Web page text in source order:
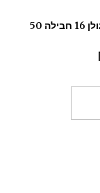
צינור פקס גולן 16 חבילה 50